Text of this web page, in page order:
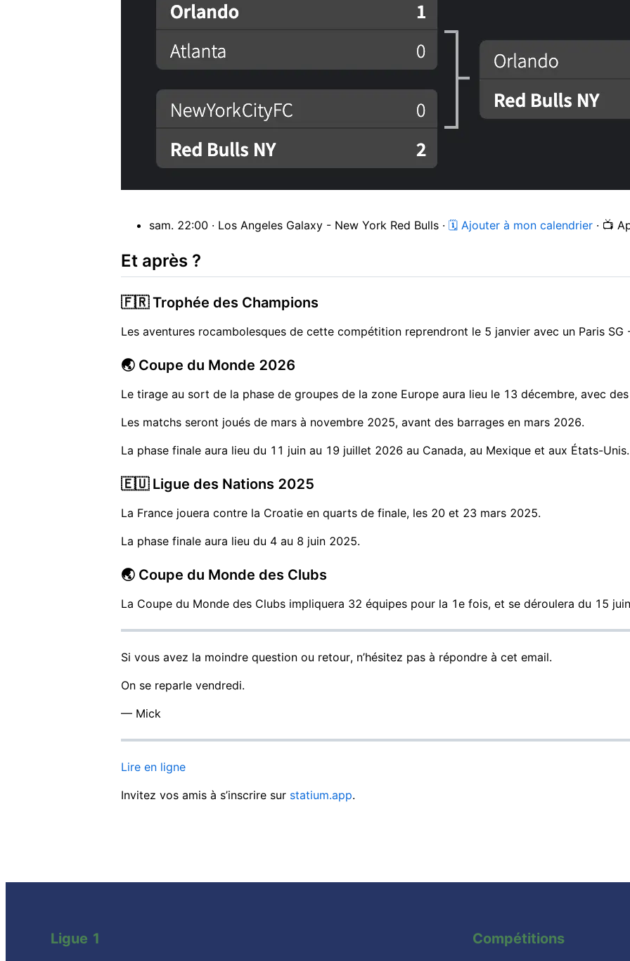
sam. 22:00 · Los Angeles Galaxy - New York Red Bulls · 🗓 Ajouter à mon calendrier · 📺
Et après ?
🇫🇷 Trophée des Champions
Les aventures rocambolesques de cette compétition reprendront le 5 janvier avec un Paris SG
🌏 Coupe du Monde 2026
Le tirage au sort de la phase de groupes de la zone Europe aura lieu le 13 décembre, avec
Les matchs seront joués de mars à novembre 2025, avant des barrages en mars 2026.
La phase finale aura lieu du 11 juin au 19 juillet 2026 au Canada, au Mexique et aux États-Unis.
🇪🇺 Ligue des Nations 2025
La France jouera contre la Croatie en quarts de finale, les 20 et 23 mars 2025.
La phase finale aura lieu du 4 au 8 juin 2025.
🌏 Coupe du Monde des Clubs
La Coupe du Monde des Clubs impliquera 32 équipes pour la 1e fois, et se déroulera du 15
Si vous avez la moindre question ou retour, n’hésitez pas à répondre à cet email.
On se reparle vendredi.
— Mick
Lire en ligne
Invitez vos amis à s’inscrire sur statium.app.
Ligue 1 Compétitions